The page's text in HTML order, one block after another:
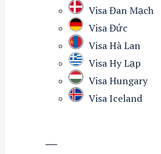
Visa Đan Mạch
Visa Đức
Visa Hà Lan
Visa Hy Lạp
Visa Hungary
Visa Iceland
—